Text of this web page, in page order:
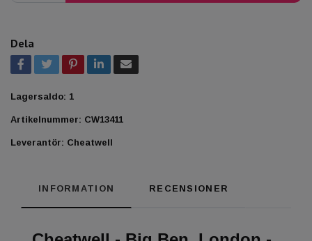
Dela
Lagersaldo: 1
Artikelnummer: CW13411
Leverantör: Cheatwell
INFORMATION RECENSIONER